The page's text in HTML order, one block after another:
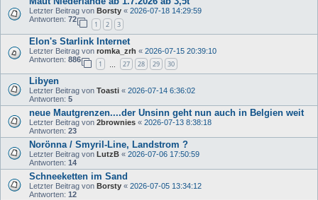
Letzter Beitrag von Borsty « 2026-07-18 14:29:59
Antworten: 72
1 2 3
Elon's Starlink Internet
Letzter Beitrag von romka_zrh « 2026-07-15 20:39:10
Antworten: 886
1 27 28 29 30
Libyen
Letzter Beitrag von Toasti « 2026-07-14 6:36:02
Antworten: 5
neue Mautgrenzen....der Unsinn geht nun auch in Belgien weit
Letzter Beitrag von 2brownies « 2026-07-13 8:38:18
Antworten: 23
Norönna / Smyril-Line, Landstrom ?
Letzter Beitrag von LutzB « 2026-07-06 17:50:59
Antworten: 14
Schneeketten im Sand
Letzter Beitrag von Borsty « 2026-07-05 13:34:12
Antworten: 12